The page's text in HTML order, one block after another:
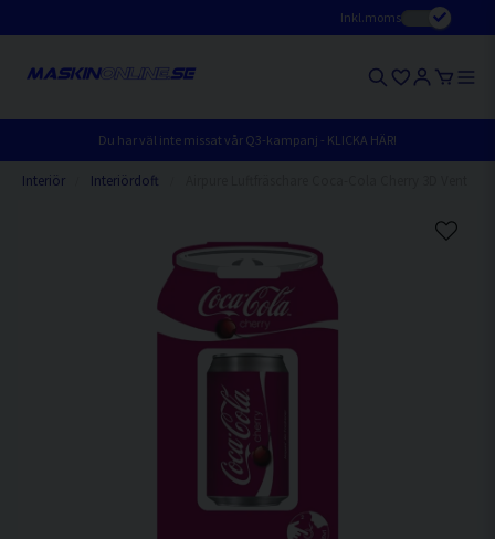
Inkl.moms
Du har väl inte missat vår Q3-kampanj - KLICKA HÄR!
Interiör Interiördoft